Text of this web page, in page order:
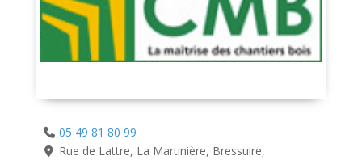
05 49 81 80 99
Rue de Lattre, La Martinière, Bressuire,